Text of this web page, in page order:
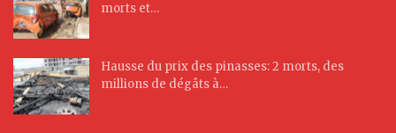
morts et…
Hausse du prix des pinasses: 2 morts, des
millions de dégâts à…